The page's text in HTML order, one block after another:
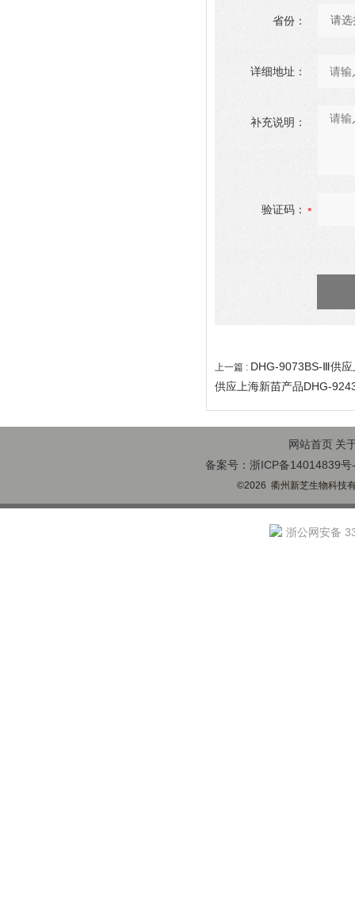
省份：
详细地址：
补充说明：
验证码：
上一篇 : DHG-9073BS-Ⅲ供
供应上海新苗产品DHG-
网站首页 关
备案号：浙ICP备14014839号
©2026 衢州新芝生物科技
浙公网安备